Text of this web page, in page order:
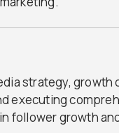
strategy,
executing
follower growth